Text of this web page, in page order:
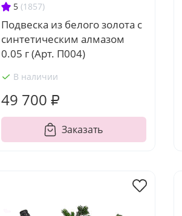
5 (1857)
Подвеска из белого золота с
синтетическим алмазом
0.05 г (Арт. П004)
В наличии
49 700 ₽
Заказать